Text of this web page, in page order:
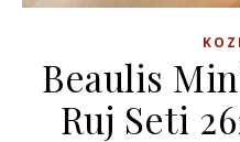
Beaulis
Ruj Seti